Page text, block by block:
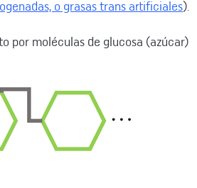
o grasas trans artificiales).
por moléculas de glucosa (azúcar)